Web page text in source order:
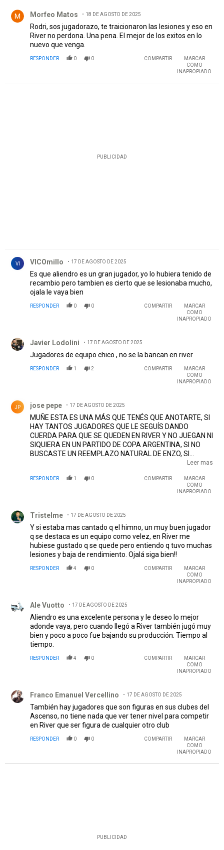
Morfeo Matos 18 DE AGOSTO DE 2025
Rodri, sos jugadorazo, te traicionaron las lesiones y eso en
River no perdona. Una pena. El mejor de los exitos en lo
nuevo que venga.
RESPONDER 0 0 COMPARTIR
MARCAR
COMO
INAPROPIADO
PUBLICIDAD
VI VICOmillo 17 DE AGOSTO DE 2025
Es que aliendro es un gran jugador, yo lo hubiera tenido de
recambio pero tambien es cierto que se lesionaba mucho,
ojala le vaya bien
RESPONDER 0 0 COMPARTIR
MARCAR
COMO
INAPROPIADO
Javier Lodolini 17 DE AGOSTO DE 2025
Jugadores de equipo chico , no se la bancan en river
RESPONDER 1 2 COMPARTIR
MARCAR
COMO
INAPROPIADO
JP jose pepe 17 DE AGOSTO DE 2025
MUÑE ESTA ES UNA MÁS QUE TENÉS QUE ANOTARTE, SI
HAY TANTOS JUGADORES QUE LE SEGUÍS DANDO
CUERDA PARA QUE SE QUEDEN EN RIVER Y NO JUEGAN NI
SIQUIERA EN UN PARTIDO DE COPA ARGENTINA, SI NO
BUSCASTE UN REEMPLAZO NATURAL DE ENZO, SI
CASTAÑO CADA VEZ JUEGA PEOR Y EL MEDIO DESDE
ENCONTRAR SOLUCIONES NO LOS HABÍAS PROBADO NI
SIQUIERA UN PARTIDO DE ENTRENAMIENTO ¿POR QUÉ NO
A ALIENDRO, REALMENTE NO SÉ SI SOS PEOR ELIGIENDO
JUGADORES O BAJÁNDOLES EL PULGAR A LOS QUE NO
QUERÉS TENER EN CUENTA.
Leer mas
RESPONDER 1 0 COMPARTIR
MARCAR
COMO
INAPROPIADO
Tristelme 17 DE AGOSTO DE 2025
Y si estaba mas cantado q el himno, un muy buen jugador
q se destaca es un equipo como velez, en River me
hubiese gustado q se quede pero entiendo q tuvo muchas
lesiones y baja de rendimiento. Ojalá siga bien!!
RESPONDER 4 0 COMPARTIR
MARCAR
COMO
INAPROPIADO
Ale Vuotto 17 DE AGOSTO DE 2025
Aliendro es una excelente persona y le deseo lo mejor
adonde vaya, pero cuando llegó a River también jugó muy
bien y poco a poco fue bajando su producción. Tiempo al
tiempo.
RESPONDER 4 0 COMPARTIR
MARCAR
COMO
INAPROPIADO
Franco Emanuel Vercellino 17 DE AGOSTO DE 2025
También hay jugadores que son figuras en sus clubes del
Ascenso, no tiene nada que ver tener nivel para competir
en River que ser figura de cualquier otro club
RESPONDER 0 0 COMPARTIR
MARCAR
COMO
INAPROPIADO
PUBLICIDAD